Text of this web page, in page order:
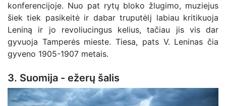
konferencijoje. Nuo pat rytų bloko žlugimo, muziejus
šiek tiek pasikeitė ir dabar truputėlį labiau kritikuoja
Leniną ir jo revoliucingus kelius, tačiau jis vis dar
gyvuoja Tamperės mieste. Tiesa, pats V. Leninas čia
gyveno 1905-1907 metais.
3. Suomija - ežerų šalis